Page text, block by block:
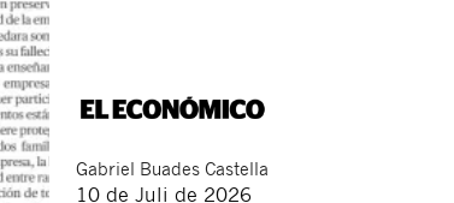
Gabriel Buades Castella
10 de Juli de 2026
Schließen